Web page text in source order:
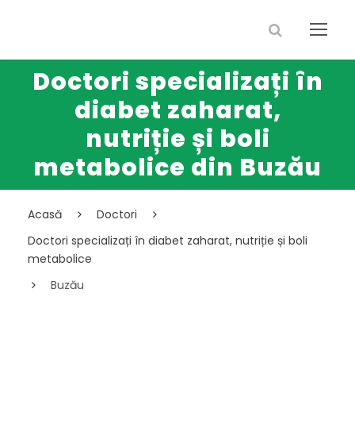
Doctori specializați în
diabet zaharat,
nutriție și boli
metabolice din Buzău
Acasă
Doctori
Doctori specializați în diabet zaharat, nutriție și boli
metabolice
Buzău